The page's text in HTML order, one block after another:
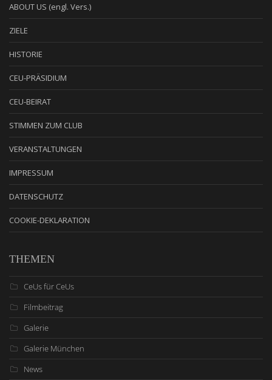
ABOUT US (engl. Vers.)
ZIELE
HISTORIE
CEU-PRÄSIDIUM
CEU-BEIRAT
STIMMEN ZUM CLUB
VERANSTALTUNGEN
IMPRESSUM
DATENSCHUTZ
COOKIE-DEKLARATION
THEMEN
CeUs für CeUs
Filmbeitrag
Galerie
Galerie München
News